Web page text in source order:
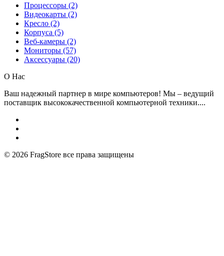
Процессоры (2)
Видеокарты (2)
Кресло (2)
Корпуса (5)
Веб-камеры (2)
Мониторы (57)
Аксессуары (20)
О Нас
Ваш надежный партнер в мире компьютеров! Мы – ведущий
поставщик высококачественной компьютерной техники....
© 2026 FragStore все права защищены